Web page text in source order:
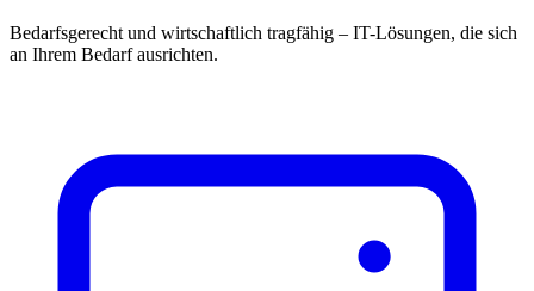
Bedarfsgerecht und wirtschaftlich tragfähig – IT-Lösungen, die sich
an Ihrem Bedarf ausrichten.